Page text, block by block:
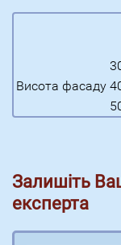
Висота фасаду
Залишіть
експерта